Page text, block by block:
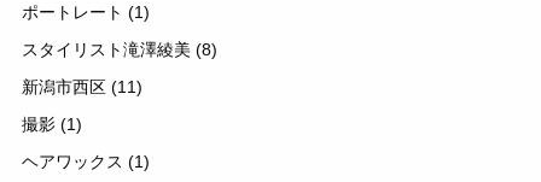
ポートレート (1)
スタイリスト滝澤綾美 (8)
新潟市西区 (11)
撮影 (1)
ヘアワックス (1)